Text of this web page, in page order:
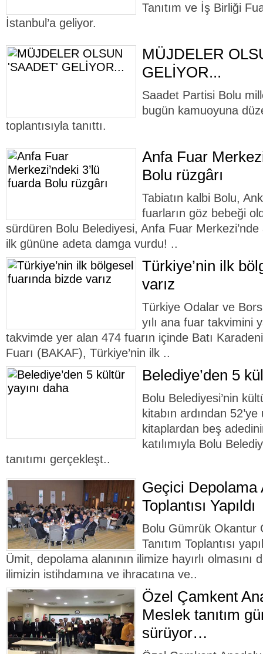
Tanıtım ve İş Birliği
İstanbul’a geliyor.
MÜJDELER
GELİYOR...
Saadet Partisi Bolu
bugün kamuoyuna
toplantısıyla tanıttı.
Anfa Fuar
Bolu rüzgârı
Tabiatın kalbi Bolu,
fuarların göz bebeği
sürdüren Bolu Belediyesi, Anfa Fuar Merkezi’nde
ilk gününe adeta damga vurdu! ..
Türkiye’nin ilk
varız
Türkiye Odalar ve
yılı ana fuar takvimini
takvimde yer alan 474 fuarın içinde Batı
Fuarı (BAKAF), Türkiye’nin ilk ..
Belediye’den 5
Bolu Belediyesi’nin
kitabın ardından
kitaplardan beş
katılımıyla Bolu
tanıtımı gerçekleşt..
Geçici Depolama
Toplantısı Yapıldı
Bolu Gümrük Okantur
Tanıtım Toplantısı
Ümit, depolama alanının ilimize hayırlı olmasını
ilimizin istihdamına ve ihracatına ve..
Özel Çamkent
Meslek tanıtım
sürüyor…